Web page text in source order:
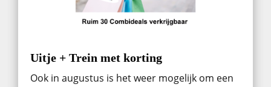
Uitje + Trein met korting
Ook in augustus ​is het weer mogelijk om een